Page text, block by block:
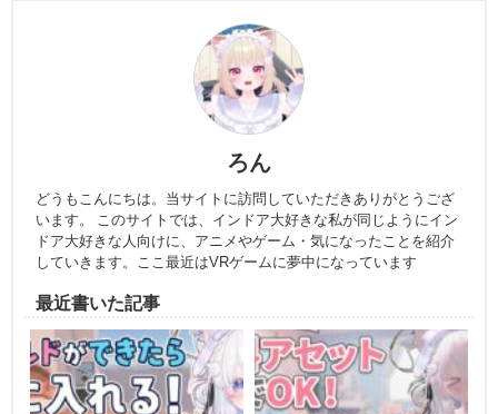
ろん
どうもこんにちは。当サイトに訪問していただきありがとうござ
います。 このサイトでは、インドア大好きな私が同じようにイン
ドア大好きな人向けに、アニメやゲーム・気になったことを紹介
していきます。ここ最近はVRゲームに夢中になっています
最近書いた記事